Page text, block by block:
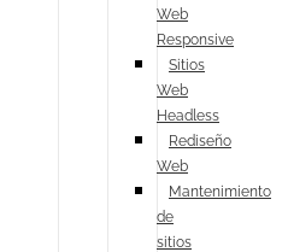
Web
Responsive
Sitios
Web
Headless
Rediseño
Web
Mantenimiento
de
sitios